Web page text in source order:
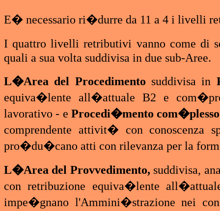
E� necessario ri�durre da 11 a 4 i livelli
I quattro livelli retributivi vanno come di
quali a sua volta suddivisa in due sub-Aree.
L�Area del Procedimento suddivisa in
equiva�lente all�attuale B2 e
lavorativo - e Procedi�mento com�plesso
comprendente attivit� con
pro�du�cano atti con rilevanza per la
L�Area del Provvedimento, suddivisa,
con retribuzione equiva�lente
impe�gnano l'Ammini�strazione nei